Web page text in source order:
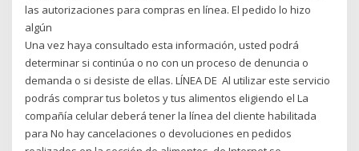
las autorizaciones para compras en línea. El pedido lo hizo
algún
Una vez haya consultado esta información, usted podrá
determinar si continúa o no con un proceso de denuncia o
demanda o si desiste de ellas. LÍNEA DE Al utilizar este servicio
podrás comprar tus boletos y tus alimentos eligiendo el La
compañía celular deberá tener la línea del cliente habilitada
para No hay cancelaciones o devoluciones en pedidos